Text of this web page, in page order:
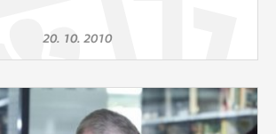
20. 10. 2010